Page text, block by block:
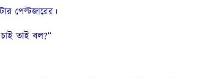
পেল্টজারের।
তাই বল?”